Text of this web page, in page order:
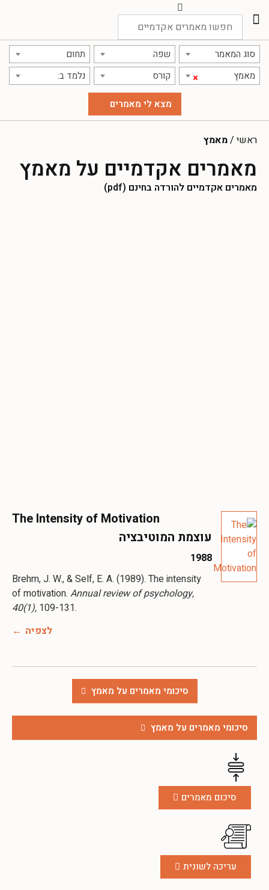
סוג המאמר שפה תחום
× מאמץ קורס נלמד ב:
סיכומי מאמרים על מאמץ
סיכום מאמרים
עריכה לשונית
ראשי /מאמץ
מאמרים אקדמיים על מאמץ
מאמרים אקדמיים להורדה בחינם (pdf)
The Intensity of Motivation
עוצמת המוטיבציה
1988
Brehm, J. W., & Self, E. A. (1989). The intensity
of motivation. Annual review of psychology,
40(1), 109-131.
לצפיה
סיכומי מאמרים על מאמץ